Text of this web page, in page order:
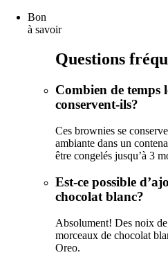
Bon
à savoir
Questions
Combien de temps
conservent-ils?
Ces brownies se
ambiante dans un
être congelés jusqu’à 3
Est-ce possible
chocolat blanc?
Absolument! Des noix
morceaux de chocolat
Oreo.